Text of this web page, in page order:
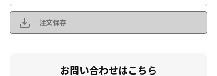
注文保存
お問い合わせはこちら